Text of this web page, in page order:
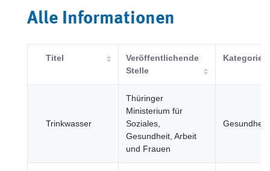
Alle Informationen
Titel
Veröffentlichende
Stelle
Kategorie
Trinkwasser
Thüringer
Ministerium für
Soziales,
Gesundheit, Arbeit
und Frauen
Gesundheit